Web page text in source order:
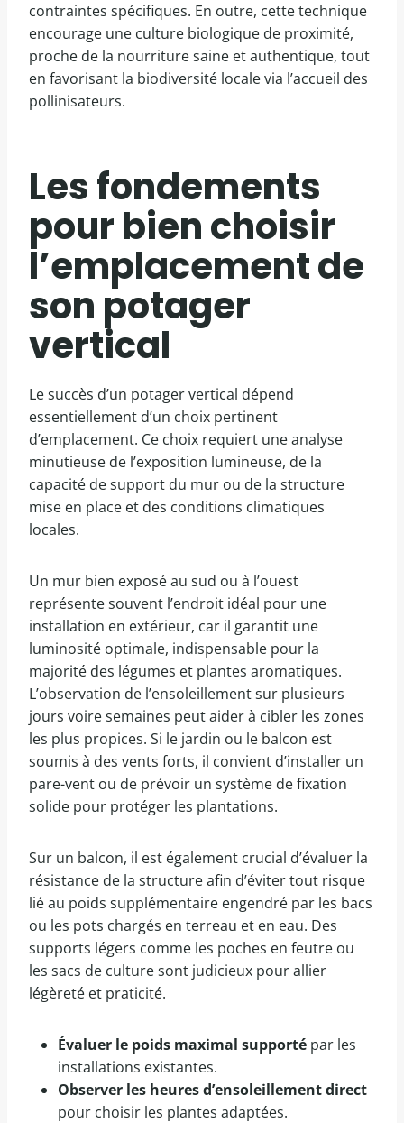
contraintes spécifiques. En outre, cette technique
encourage une culture biologique de proximité,
proche de la nourriture saine et authentique, tout
en favorisant la biodiversité locale via l’accueil des
pollinisateurs.
Les fondements
pour bien choisir
l’emplacement de
son potager
vertical
Le succès d’un potager vertical dépend
essentiellement d’un choix pertinent
d’emplacement. Ce choix requiert une analyse
minutieuse de l’exposition lumineuse, de la
capacité de support du mur ou de la structure
mise en place et des conditions climatiques
locales.
Un mur bien exposé au sud ou à l’ouest
représente souvent l’endroit idéal pour une
installation en extérieur, car il garantit une
luminosité optimale, indispensable pour la
majorité des légumes et plantes aromatiques.
L’observation de l’ensoleillement sur plusieurs
jours voire semaines peut aider à cibler les zones
les plus propices. Si le jardin ou le balcon est
soumis à des vents forts, il convient d’installer un
pare-vent ou de prévoir un système de fixation
solide pour protéger les plantations.
Sur un balcon, il est également crucial d’évaluer la
résistance de la structure afin d’éviter tout risque
lié au poids supplémentaire engendré par les bacs
ou les pots chargés en terreau et en eau. Des
supports légers comme les poches en feutre ou
les sacs de culture sont judicieux pour allier
légèreté et praticité.
Évaluer le poids maximal supporté par les
installations existantes.
Observer les heures d’ensoleillement direct
pour choisir les plantes adaptées.